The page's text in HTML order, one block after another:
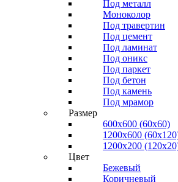
Под металл
Моноколор
Под травертин
Под цемент
Под ламинат
Под оникс
Под паркет
Под бетон
Под камень
Под мрамор
Размер
600х600 (60х60)
1200х600
1200х200
Цвет
Бежевый
Коричневый